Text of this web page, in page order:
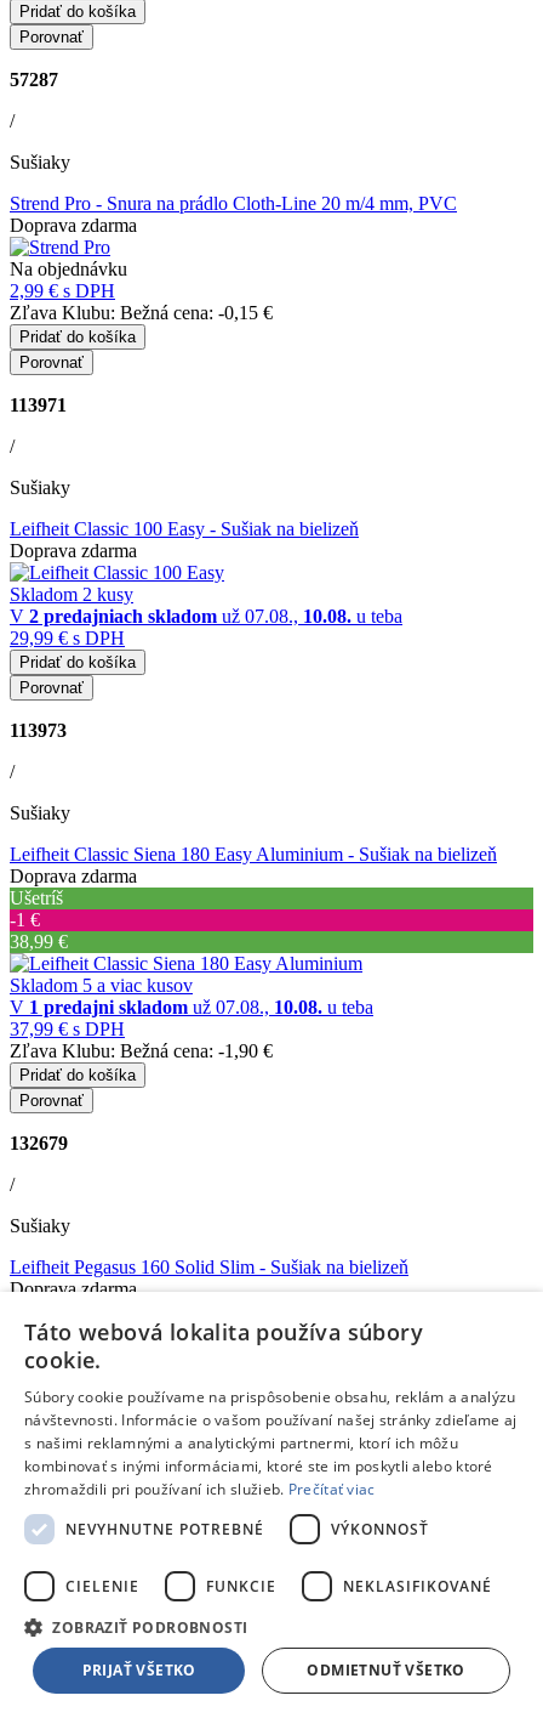
Pridať do košíka
Porovnať
57287
/
Sušiaky
Strend Pro - Snura na prádlo Cloth-Line 20 m/4 mm, PVC
Doprava zdarma
Na objednávku
2,99 € s DPH
Zľava Klubu: Bežná cena: -0,15 €
Pridať do košíka
Porovnať
113971
/
Sušiaky
Leifheit Classic 100 Easy - Sušiak na bielizeň
Doprava zdarma
Skladom 2 kusy
V 2 predajniach skladom už 07.08., 10.08. u teba
29,99 € s DPH
Pridať do košíka
Porovnať
113973
/
Sušiaky
Leifheit Classic Siena 180 Easy Aluminium - Sušiak na bielizeň
Doprava zdarma
Ušetríš
‐1 €
38,99 €
Skladom 5 a viac kusov
V 1 predajni skladom už 07.08., 10.08. u teba
37,99 € s DPH
Zľava Klubu: Bežná cena: -1,90 €
Pridať do košíka
Porovnať
132679
/
Sušiaky
Leifheit Pegasus 160 Solid Slim - Sušiak na bielizeň
Doprava zdarma
Skladom 1 kus
V1 predajni
Zľava Klubu: Bežná cena: -1,20 €
Pridať do košíka
Porovnať
146539
Sušiaky
Strend Pro
- Sušiak MagicHome CD137, na prádlo, bielizeň,
175x60x107 cm
Doprava zdarma
Táto webová lokalita používa súbory
cookie.
Súbory cookie používame na prispôsobenie obsahu, reklám a analýzu
návštevnosti. Informácie o vašom používaní našej stránky zdieľame aj
s našimi reklamnými a analytickými partnermi, ktorí ich môžu
kombinovať s inými informáciami, ktoré ste im poskytli alebo ktoré
zhromaždili pri používaní ich služieb. Prečítať viac
NEVYHNUTNE POTREBNÉ
VÝKONNOSŤ
CIELENIE FUNKCIE NEKLASIFIKOVANÉ
ZOBRAZIŤ PODROBNOSTI
PRIJAŤ VŠETKO ODMIETNUŤ VŠETKO